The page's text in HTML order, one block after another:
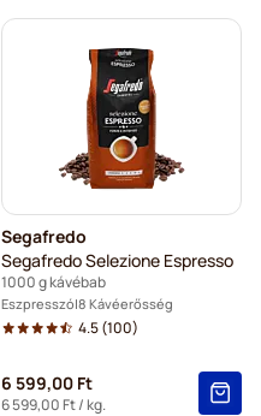
Segafredo
Segafredo Selezione Espresso
1000 g kávébab
Eszpresszó 8 Kávéerősség
4.5(100)
6 599,00 Ft
6 599,00 Ft/ kg.